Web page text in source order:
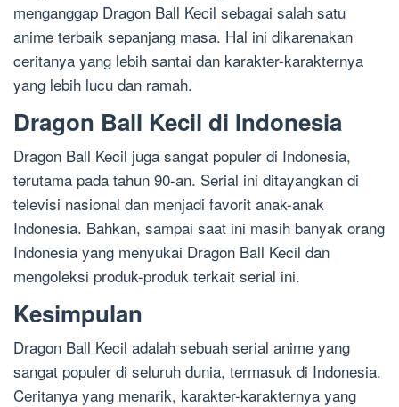
menganggap Dragon Ball Kecil sebagai salah satu
anime terbaik sepanjang masa. Hal ini dikarenakan
ceritanya yang lebih santai dan karakter-karakternya
yang lebih lucu dan ramah.
Dragon Ball Kecil di Indonesia
Dragon Ball Kecil juga sangat populer di Indonesia,
terutama pada tahun 90-an. Serial ini ditayangkan di
televisi nasional dan menjadi favorit anak-anak
Indonesia. Bahkan, sampai saat ini masih banyak orang
Indonesia yang menyukai Dragon Ball Kecil dan
mengoleksi produk-produk terkait serial ini.
Kesimpulan
Dragon Ball Kecil adalah sebuah serial anime yang
sangat populer di seluruh dunia, termasuk di Indonesia.
Ceritanya yang menarik, karakter-karakternya yang